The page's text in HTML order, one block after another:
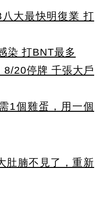
大最快明復業 打
染 打BNT最多
8/20停牌 千張大戶
1個雞蛋，用一個
肚腩不見了，重新